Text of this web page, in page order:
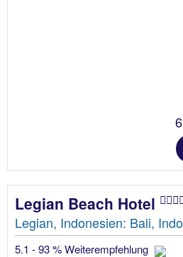
Legian Beach Hotel
Legian, Indonesien: Bali,
5.1 - 93 % Weiterempfehlung